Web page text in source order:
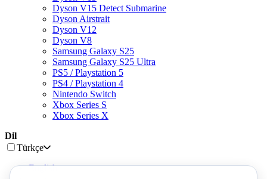
Dyson V15 Detect Submarine
Dyson Airstrait
Dyson V12
Dyson V8
Samsung Galaxy S25
Samsung Galaxy S25 Ultra
PS5 / Playstation 5
PS4 / Playstation 4
Nintendo Switch
Xbox Series S
Xbox Series X
Dil
Türkçe
English